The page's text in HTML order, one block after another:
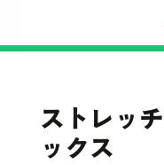
ストレッ
ックス